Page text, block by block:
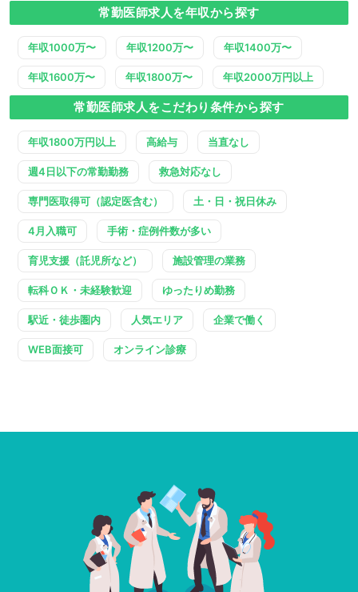
常勤医師求人を年収から探す
年収1000万〜 年収1200万〜 年収1400万〜
年収1600万〜 年収1800万〜 年収2000万円以上
常勤医師求人をこだわり条件から探す
年収1800万円以上 高給与 当直なし
週4日以下の常勤勤務 救急対応なし
専門医取得可（認定医含む） 土・日・祝日休み
4月入職可 手術・症例件数が多い
育児支援（託児所など） 施設管理の業務
転科ＯＫ・未経験歓迎 ゆったりめ勤務
駅近・徒歩圏内 人気エリア 企業で働く
WEB面接可 オンライン診療